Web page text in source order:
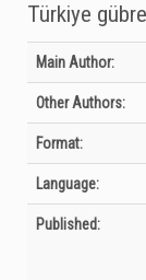
Türkiye
Bibliographic Details
Main Author:
Other Authors:
Format:
Language:
Published: